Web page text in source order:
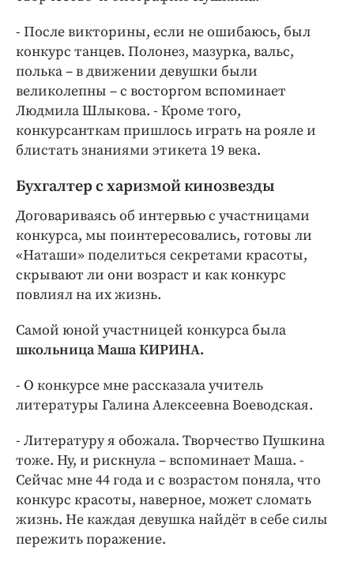
- После викторины, если не ошибаюсь, был
конкурс танцев. Полонез, мазурка, вальс,
полька – в движении девушки были
великолепны – с восторгом вспоминает
Людмила Шлыкова. - Кроме того,
конкурсанткам пришлось играть на рояле и
блистать знаниями этикета 19 века.
Бухгалтер с харизмой кинозвезды
Договариваясь об интервью с участницами
конкурса, мы поинтересовались, готовы ли
«Наташи» поделиться секретами красоты,
скрывают ли они возраст и как конкурс
повлиял на их жизнь.
Самой юной участницей конкурса была
школьница Маша КИРИНА.
- О конкурсе мне рассказала учитель
литературы Галина Алексеевна Воеводская.
- Литературу я обожала. Творчество Пушкина
тоже. Ну, и рискнула – вспоминает Маша. -
Сейчас мне 44 года и с возрастом поняла, что
конкурс красоты, наверное, может сломать
жизнь. Не каждая девушка найдёт в себе силы
пережить поражение.